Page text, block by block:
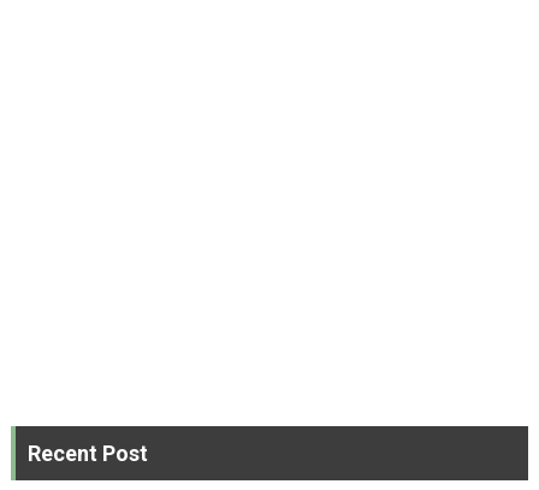
Recent Post